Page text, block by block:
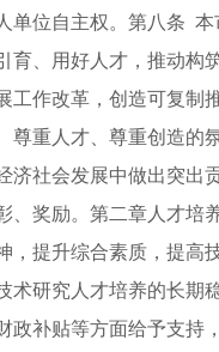
单位自主权。第八条
育、用好人才，推动
工作改革，创造可复
尊重人才、尊重创造
济社会发展中做出突
、奖励。第二章人才
，提升综合素质，提
术研究人才培养的长
政补贴等方面给予支